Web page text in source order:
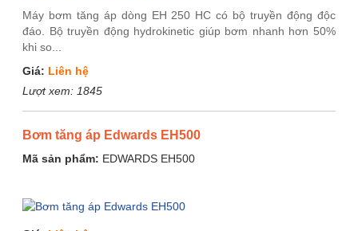
Máy bơm tăng áp dòng EH 250 HC có bộ truyền động độc
đáo. Bộ truyền động hydrokinetic giúp bơm nhanh hơn 50%
khi so...
Giá: Liên hệ
Lượt xem: 1845
Bơm tăng áp Edwards EH500
Mã sản phẩm: EDWARDS EH500